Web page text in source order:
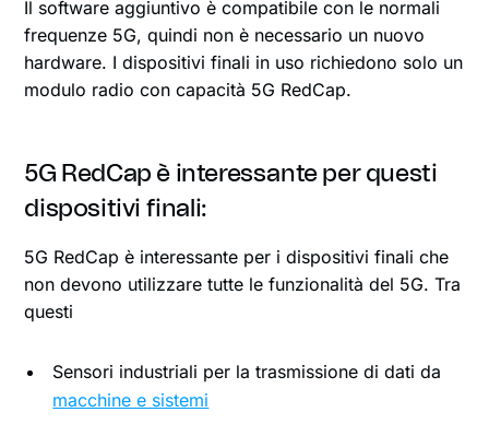
Il software aggiuntivo è compatibile con le normali
frequenze 5G, quindi non è necessario un nuovo
hardware. I dispositivi finali in uso richiedono solo un
modulo radio con capacità 5G RedCap.
5G RedCap è interessante per questi
dispositivi finali:
5G RedCap è interessante per i dispositivi finali che
non devono utilizzare tutte le funzionalità del 5G. Tra
questi
Sensori industriali per la trasmissione di dati da
macchine e sistemi